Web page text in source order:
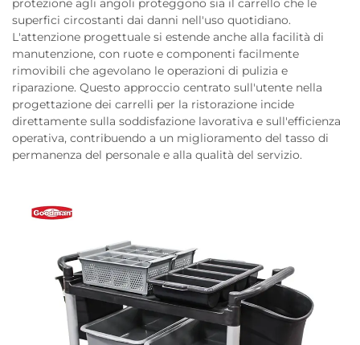
protezione agli angoli proteggono sia il carrello che le
superfici circostanti dai danni nell'uso quotidiano.
L'attenzione progettuale si estende anche alla facilità di
manutenzione, con ruote e componenti facilmente
rimovibili che agevolano le operazioni di pulizia e
riparazione. Questo approccio centrato sull'utente nella
progettazione dei carrelli per la ristorazione incide
direttamente sulla soddisfazione lavorativa e sull'efficienza
operativa, contribuendo a un miglioramento del tasso di
permanenza del personale e alla qualità del servizio.